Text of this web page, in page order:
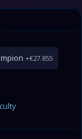
+€27.855